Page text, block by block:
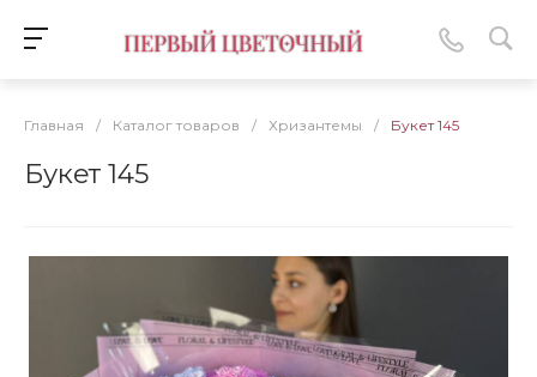
Главная / Каталог товаров / Хризантемы / Букет 145
Букет 145